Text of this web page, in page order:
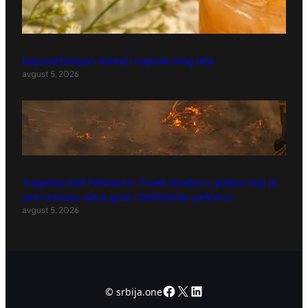
Najosvežavajući domaći napitak ovog leta
avgust 5, 2026
Tragedija kod Požarevca: Čovek stradao u požaru koji je
sam izazvao, vatra guta i Deliblatsku peščaru!
avgust 5, 2026
© srbija.oneFacebook
X LinkedIn